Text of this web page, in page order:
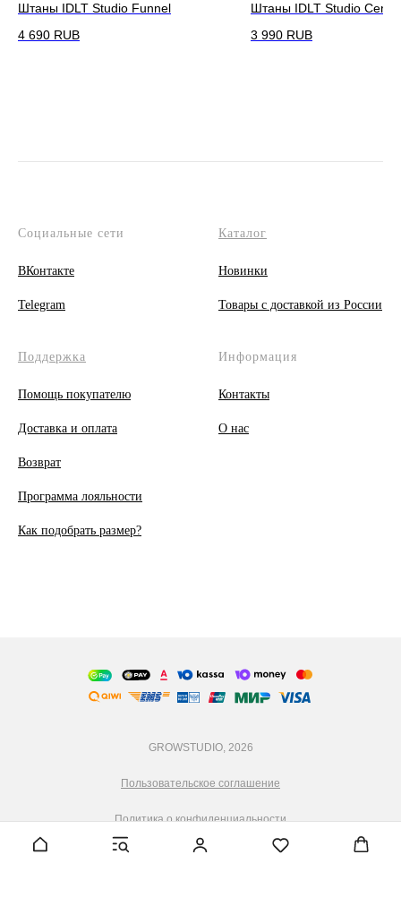
Штаны IDLT Studio Funnel
4 690 RUB
Штаны IDLT Studio Cent
3 990 RUB
Социальные сети
ВКонтакте
Telegram
Каталог
Новинки
Товары с доставкой из России
Поддержка
Помощь покупателю
Доставка и оплата
Возврат
Программа лояльности
Как подобрать размер?
Информация
Контакты
О нас
GROWSTUDIO, 2026
Пользовательское соглашение
Политика о конфиденциальности